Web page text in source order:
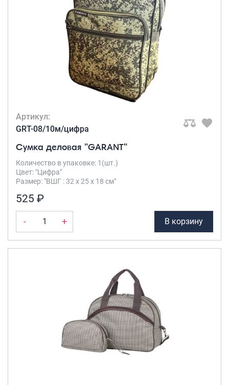
Артикул:
GRT-08/10м/цифра
Сумка деловая "GARANT"
Количество в упаковке: 1(шт.)
Цвет: "Цифра"
Размер: "ВШГ : 32 х 25 х 18 см"
525 ₽
- + В корзину